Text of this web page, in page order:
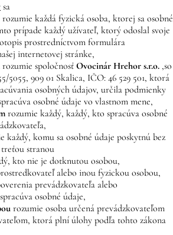
sa
rozumie každá fyzická osoba, ktorej sa osobné
prípade každý užívateľ, ktorý odoslal svoje
prostredníctvom formulára
internetovej stránke,
rozumie spoločnosť Ovocinár Hrehor s.r.o. ,so
5055, 909 01 Skalica, IČO: 46 529 501, ktorá
osobných údajov, určila podmienky
osobné údaje vo vlastnom mene,
rozumie každý, každý, kto spracúva osobné
každý, komu sa osobné údaje poskytnú bez
stranou
kto nie je dotknutou osobou,
alebo inou fyzickou osobou,
prevádzkovateľa alebo
osobné údaje,
rozumie osoba určená prevádzkovateľom
ktorá plní úlohy podľa tohto zákona